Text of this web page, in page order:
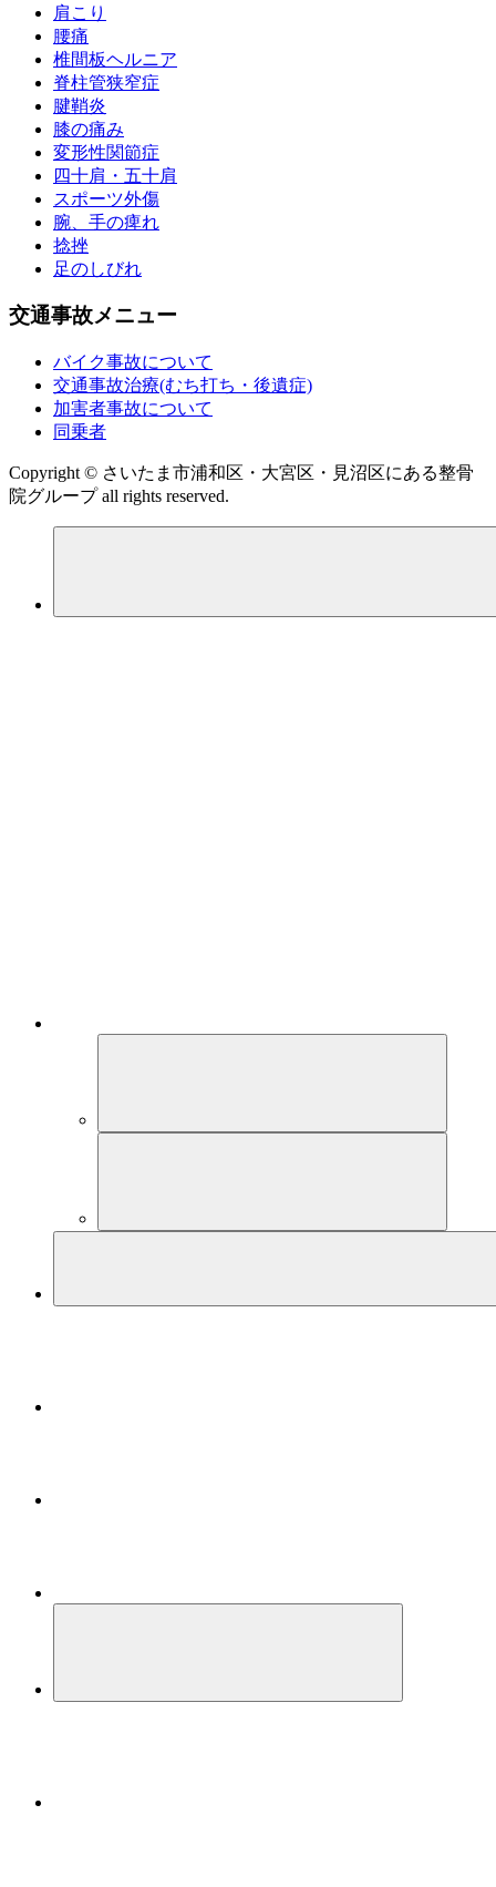
肩こり
腰痛
椎間板ヘルニア
脊柱管狭窄症
腱鞘炎
膝の痛み
変形性関節症
四十肩・五十肩
スポーツ外傷
腕、手の痺れ
捻挫
足のしびれ
交通事故メニュー
バイク事故について
交通事故治療(むち打ち・後遺症)
加害者事故について
同乗者
Copyright © さいたま市浦和区・大宮区・見沼区にある整骨
院グループ all rights reserved.